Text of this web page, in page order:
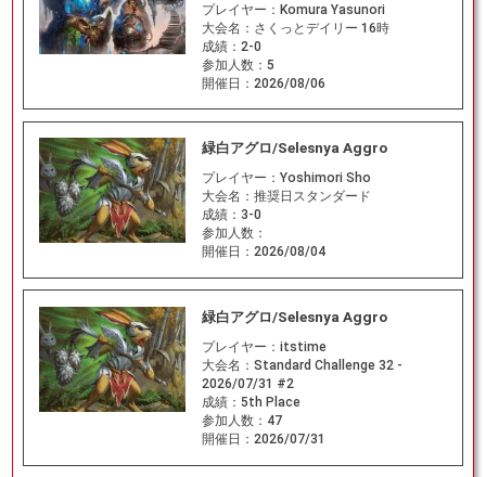
プレイヤー： Komura Yasunori
大会名： さくっとデイリー 16時
成績： 2-0
参加人数： 5
開催日： 2026/08/06
緑白アグロ/Selesnya Aggro
プレイヤー： Yoshimori Sho
大会名： 推奨日スタンダード
成績： 3-0
参加人数：
開催日： 2026/08/04
緑白アグロ/Selesnya Aggro
プレイヤー： itstime
大会名： Standard Challenge 32 -
2026/07/31 #2
成績： 5th Place
参加人数： 47
開催日： 2026/07/31